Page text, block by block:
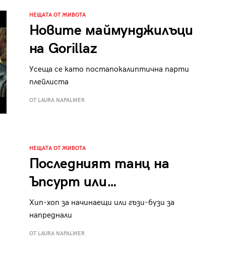
НЕЩАТА ОТ ЖИВОТА
Новите маймунджилъци
на Gorillaz
Усеща се като постапокалиптична парти
плейлиста
ОТ LAURA NAPALMER
НЕЩАТА ОТ ЖИВОТА
Последният танц на
Ъпсурт или…
Хип-хоп за начинаещи или гъзи-бузи за
напреднали
ОТ LAURA NAPALMER